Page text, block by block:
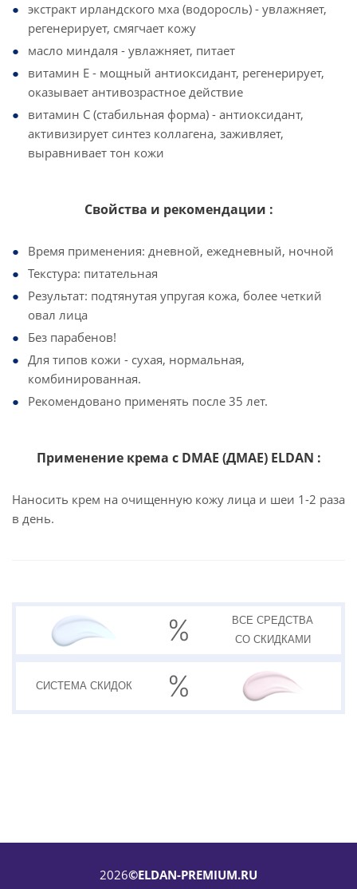
экстракт ирландского мха (водоросль) - увлажняет,
регенерирует, смягчает кожу
масло миндаля - увлажняет, питает
витамин Е - мощный антиоксидант, регенерирует,
оказывает антивозрастное действие
витамин С (стабильная форма) - антиоксидант,
активизирует синтез коллагена, заживляет,
выравнивает тон кожи
Свойства и рекомендации :
Время применения: дневной, ежедневный, ночной
Текстура: питательная
Результат: подтянутая упругая кожа, более четкий
овал лица
Без парабенов!
Для типов кожи - cухая, нормальная,
комбинированная.
Рекомендовано применять после 35 лет.
Применение крема с DMAE (ДМАЕ) ELDAN :
Наносить крем на очищенную кожу лица и шеи 1-2 раза
в день.
ВСЕ СРЕДСТВА
СО СКИДКАМИ
СИСТЕМАСКИДОК
2026©ELDAN-PREMIUM.RU